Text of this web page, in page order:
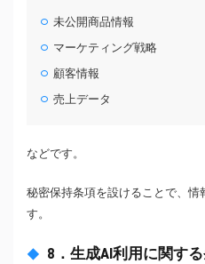
未公開商品情報
マーケティング戦略
顧客情報
売上データ
などです。
秘密保持条項を設けることで、情
す。
8．生成AI利用に関す